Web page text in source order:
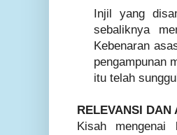
Injil yang
sebaliknya
Kebenaran
pengampunan
itu telah
RELEVANSI DAN
Kisah mengenai